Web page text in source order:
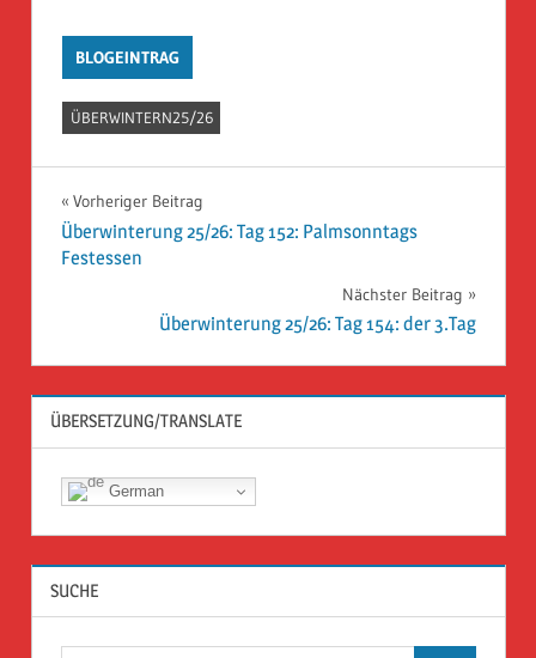
BLOGEINTRAG
ÜBERWINTERN25/26
Beitragsnavigation
Vorheriger Beitrag
Überwinterung 25/26: Tag 152: Palmsonntags
Festessen
Nächster Beitrag
Überwinterung 25/26: Tag 154: der 3.Tag
ÜBERSETZUNG/TRANSLATE
German
SUCHE